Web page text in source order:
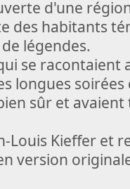
d'une
des habitants
légendes.
se racontaient
longues soirées
sûr et
Louis Kieffer et
version